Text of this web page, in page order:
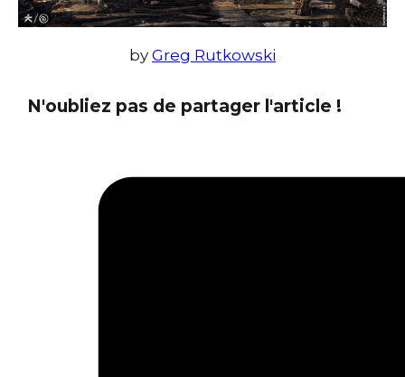
by Greg Rutkowski
N'oubliez pas de partager l'article !